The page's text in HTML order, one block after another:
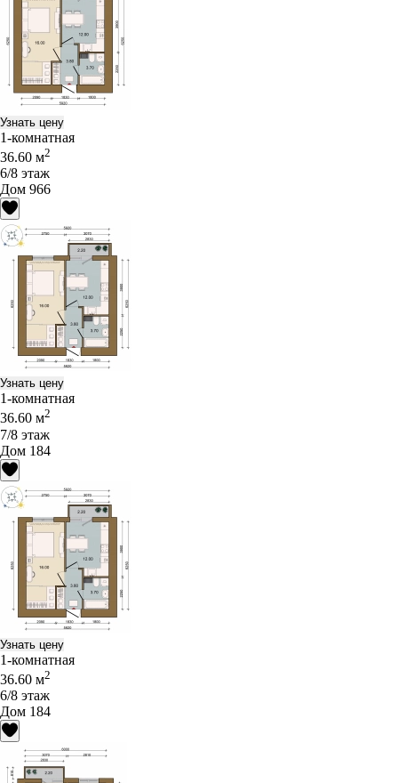
Узнать цену
1-комнатная
36.60 м2
6/8 этаж
Дом 966
Узнать цену
1-комнатная
36.60 м2
7/8 этаж
Дом 184
Узнать цену
1-комнатная
36.60 м2
6/8 этаж
Дом 184